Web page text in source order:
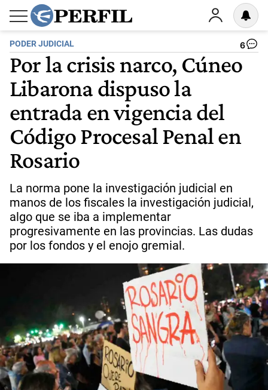
PODER JUDICIAL 6
Por la crisis narco, Cúneo
Libarona dispuso la
entrada en vigencia del
Código Procesal Penal en
Rosario
La norma pone la investigación judicial en
manos de los fiscales la investigación judicial,
algo que se iba a implementar
progresivamente en las provincias. Las dudas
por los fondos y el enojo gremial.